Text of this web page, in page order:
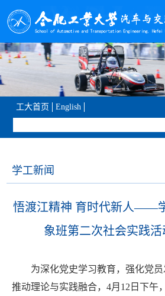
工大首页 English
学工新闻
悟渡江精神 育时代新人——
象班第二次社会实践
为深化党史学习教育，强化党员
推动理论与实践融合， 4月12日下午